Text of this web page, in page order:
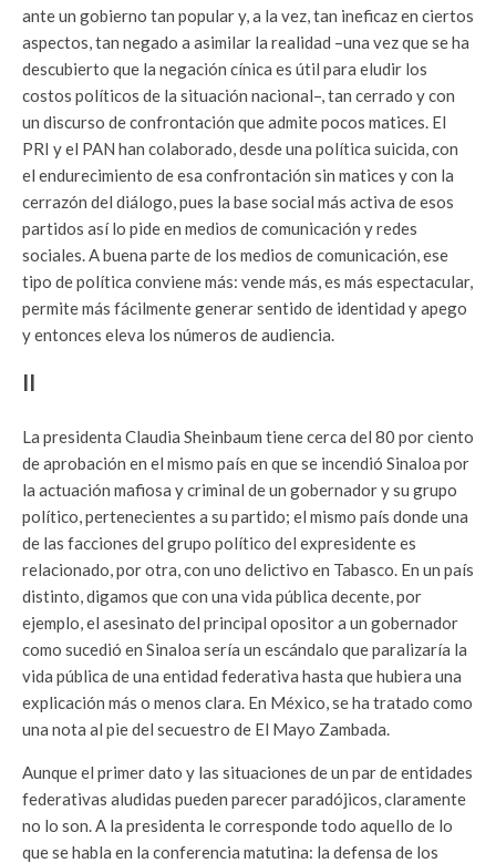
ante un gobierno tan popular y, a la vez, tan ineficaz en ciertos
aspectos, tan negado a asimilar la realidad –una vez que se ha
descubierto que la negación cínica es útil para eludir los
costos políticos de la situación nacional–, tan cerrado y con
un discurso de confrontación que admite pocos matices. El
PRI y el PAN han colaborado, desde una política suicida, con
el endurecimiento de esa confrontación sin matices y con la
cerrazón del diálogo, pues la base social más activa de esos
partidos así lo pide en medios de comunicación y redes
sociales. A buena parte de los medios de comunicación, ese
tipo de política conviene más: vende más, es más espectacular,
permite más fácilmente generar sentido de identidad y apego
y entonces eleva los números de audiencia.
II
La presidenta Claudia Sheinbaum tiene cerca del 80 por ciento
de aprobación en el mismo país en que se incendió Sinaloa por
la actuación mafiosa y criminal de un gobernador y su grupo
político, pertenecientes a su partido; el mismo país donde una
de las facciones del grupo político del expresidente es
relacionado, por otra, con uno delictivo en Tabasco. En un país
distinto, digamos que con una vida pública decente, por
ejemplo, el asesinato del principal opositor a un gobernador
como sucedió en Sinaloa sería un escándalo que paralizaría la
vida pública de una entidad federativa hasta que hubiera una
explicación más o menos clara. En México, se ha tratado como
una nota al pie del secuestro de El Mayo Zambada.
Aunque el primer dato y las situaciones de un par de entidades
federativas aludidas pueden parecer paradójicos, claramente
no lo son. A la presidenta le corresponde todo aquello de lo
que se habla en la conferencia matutina: la defensa de los